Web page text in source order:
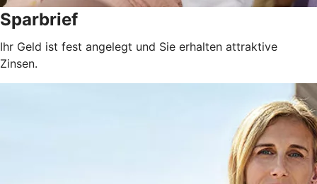
Sparbrief
Ihr Geld ist fest angelegt und Sie erhalten attraktive
Zinsen.